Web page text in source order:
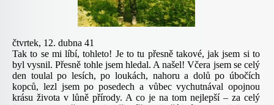
čtvrtek, 12. dubna 41
Tak to se mi líbí, tohleto! Je to tu přesně takové, jak jsem si to
byl vysnil. Přesně tohle jsem hledal. A našel! Včera jsem se celý
den toulal po lesích, po loukách, nahoru a dolů po úbočích
kopců, lezl jsem po posedech a vůbec vychutnával opojnou
krásu života v lůně přírody. A co je na tom nejlepší – za celý